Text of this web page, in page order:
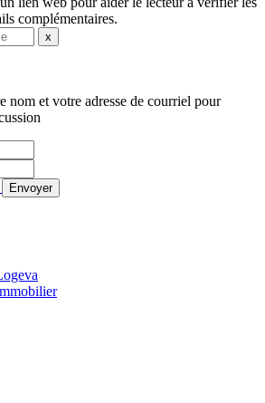
complémentaires.
x
nom et votre adresse de courriel pour
Envoyer